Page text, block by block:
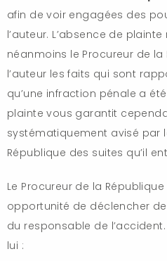
afin de voir engagées des
l’auteur. L’absence de
néanmoins le Procureur de
l’auteur les faits qui sont
qu’une infraction pénale a
plainte vous garantit
systématiquement avisé par
République des suites qu’il
Le Procureur de la
opportunité de déclencher
du responsable de
lui :